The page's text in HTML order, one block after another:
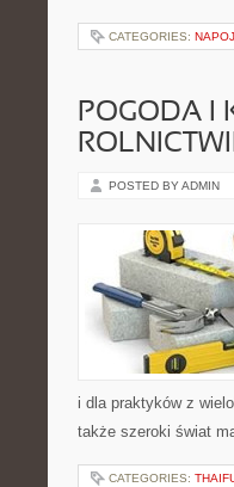
CATEGORIES:
POGODA I
POSTED BY ADMIN
i dla praktyków z
także szeroki świat
CATEGORIES: